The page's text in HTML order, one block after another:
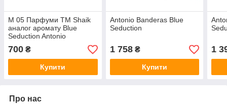
M 05 Парфуми ТМ Shaik
аналог аромату Blue
Seduction Antonio
700 ₴
Купити
Antonio Banderas Blue
Seduction
1 758₴
Купити
1
Про нас